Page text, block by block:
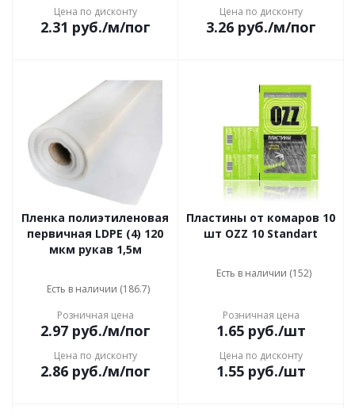
Цена по дисконту
2.31 руб./м/пог
Цена по дисконту
3.26руб./м/пог
Пленка полиэтиленовая
первичная LDPE (4) 120
мкм рукав 1,5м
Есть в наличии (186.7)
Розничная цена
2.97руб./м/пог
Цена по дисконту
2.86руб./м/пог
Пластины от комаров 10
шт OZZ 10 Standart
Есть в наличии (152)
Розничная цена
1.65руб./шт
Цена по дисконту
1.55руб./шт